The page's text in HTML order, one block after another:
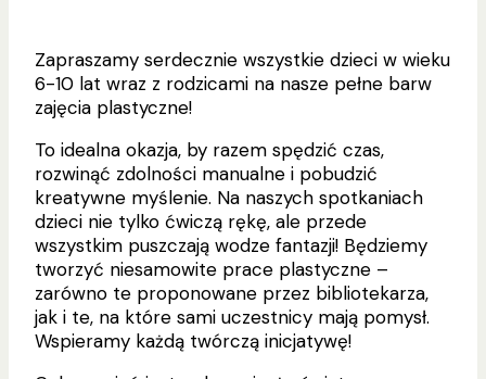
Zapraszamy serdecznie wszystkie dzieci w wieku
6-10 lat wraz z rodzicami na nasze pełne barw
zajęcia plastyczne!
To idealna okazja, by razem spędzić czas,
rozwinąć zdolności manualne i pobudzić
kreatywne myślenie. Na naszych spotkaniach
dzieci nie tylko ćwiczą rękę, ale przede
wszystkim puszczają wodze fantazji! Będziemy
tworzyć niesamowite prace plastyczne –
zarówno te proponowane przez bibliotekarza,
jak i te, na które sami uczestnicy mają pomysł.
Wspieramy każdą twórczą inicjatywę!